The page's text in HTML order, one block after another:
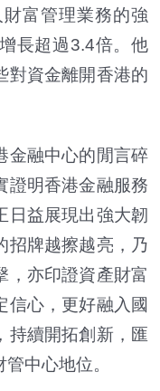
富管理業務的強
長超過3.4倍。他
對資金離開香港的
金融中心的閒言碎
證明香港金融服務
日益展現出強大韌
招牌越擦越亮，乃
，亦印證資產財富
信心，更好融入國
持續開拓創新，匯
中心地位。